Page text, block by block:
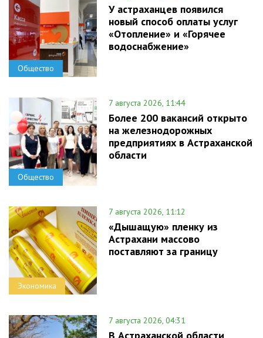
Общество
У астраханцев появился
новый способ оплаты услуг
«Отопление» и «Горячее
водоснабжение»
Общество
7 августа 2026, 11:44
Более 200 вакансий открыто
на железнодорожных
предприятиях в Астраханской
области
Экономика
7 августа 2026, 11:12
«Дышащую» пленку из
Астрахани массово
поставляют за границу
7 августа 2026, 04:31
В Астраханской области